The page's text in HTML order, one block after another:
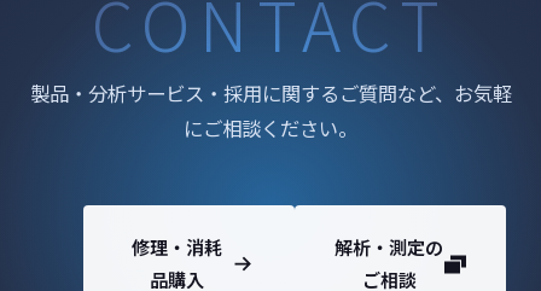
CONTACT
製品・分析サービス・採用に関するご質問など、お気軽
にご相談ください。
修理・消耗
品購入
解析・測定の
ご相談